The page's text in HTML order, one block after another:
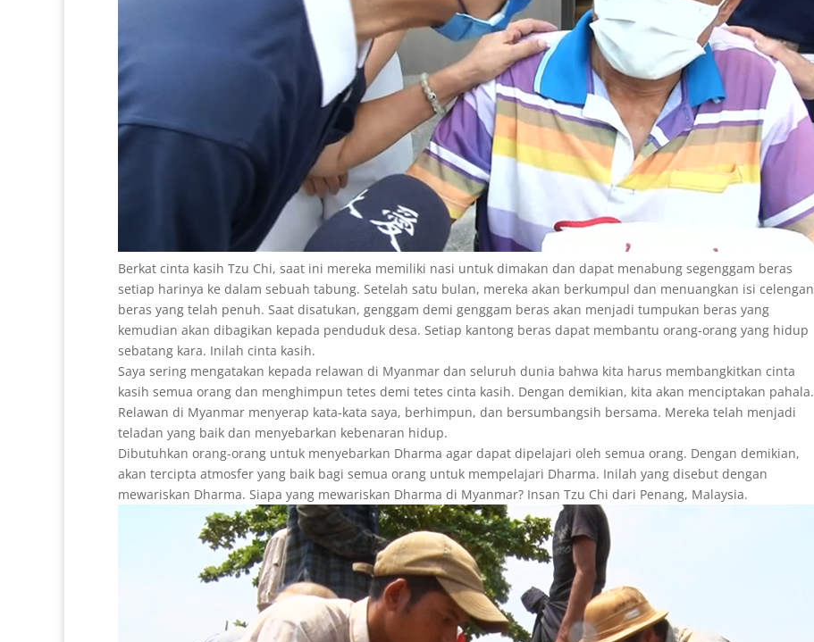
Berkat cinta kasih Tzu Chi, saat ini mereka memiliki nasi untuk dimakan dan dapat menabung segenggam beras
setiap harinya ke dalam sebuah tabung. Setelah satu bulan, mereka akan berkumpul dan menuangkan isi celengan
beras yang telah penuh. Saat disatukan, genggam demi genggam beras akan menjadi tumpukan beras yang
kemudian akan dibagikan kepada penduduk desa. Setiap kantong beras dapat membantu orang-orang yang hidup
sebatang kara. Inilah cinta kasih.
Saya sering mengatakan kepada relawan di Myanmar dan seluruh dunia bahwa kita harus membangkitkan cinta
kasih semua orang dan menghimpun tetes demi tetes cinta kasih. Dengan demikian, kita akan menciptakan pahala.
Relawan di Myanmar menyerap kata-kata saya, berhimpun, dan bersumbangsih bersama. Mereka telah menjadi
teladan yang baik dan menyebarkan kebenaran hidup.
Dibutuhkan orang-orang untuk menyebarkan Dharma agar dapat dipelajari oleh semua orang. Dengan demikian,
akan tercipta atmosfer yang baik bagi semua orang untuk mempelajari Dharma. Inilah yang disebut dengan
mewariskan Dharma. Siapa yang mewariskan Dharma di Myanmar? Insan Tzu Chi dari Penang, Malaysia.